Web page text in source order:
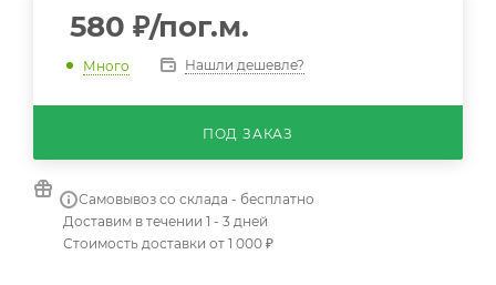
580 ₽/пог.м.
Много Нашли дешевле?
ПОД ЗАКАЗ
Самовывоз со склада - бесплатно
Доставим в течении 1 - 3 дней
Стоимость доставки от 1 000 ₽